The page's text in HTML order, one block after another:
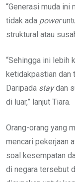
“Generasi muda ini
tidak ada power
struktural atau
“Sehingga ini lebih
ketidakpastian dan
Daripada staydan
di luar,” lanjut Tiara.
Orang-orang yang
mencari pekerjaan
soal kesempatan
di negara tersebut